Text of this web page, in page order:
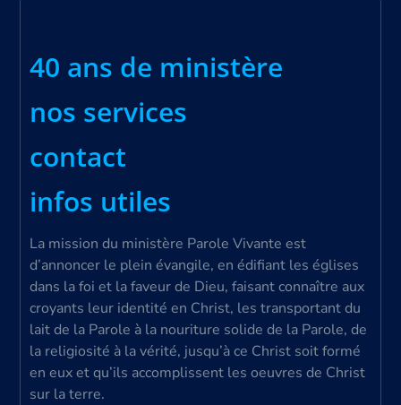
40 ans de ministère
nos services
contact
infos utiles
La mission du ministère Parole Vivante est
d’annoncer le plein évangile, en édifiant les églises
dans la foi et la faveur de Dieu, faisant connaître aux
croyants leur identité en Christ, les transportant du
lait de la Parole à la nouriture solide de la Parole, de
la religiosité à la vérité, jusqu’à ce Christ soit formé
en eux et qu’ils accomplissent les oeuvres de Christ
sur la terre.